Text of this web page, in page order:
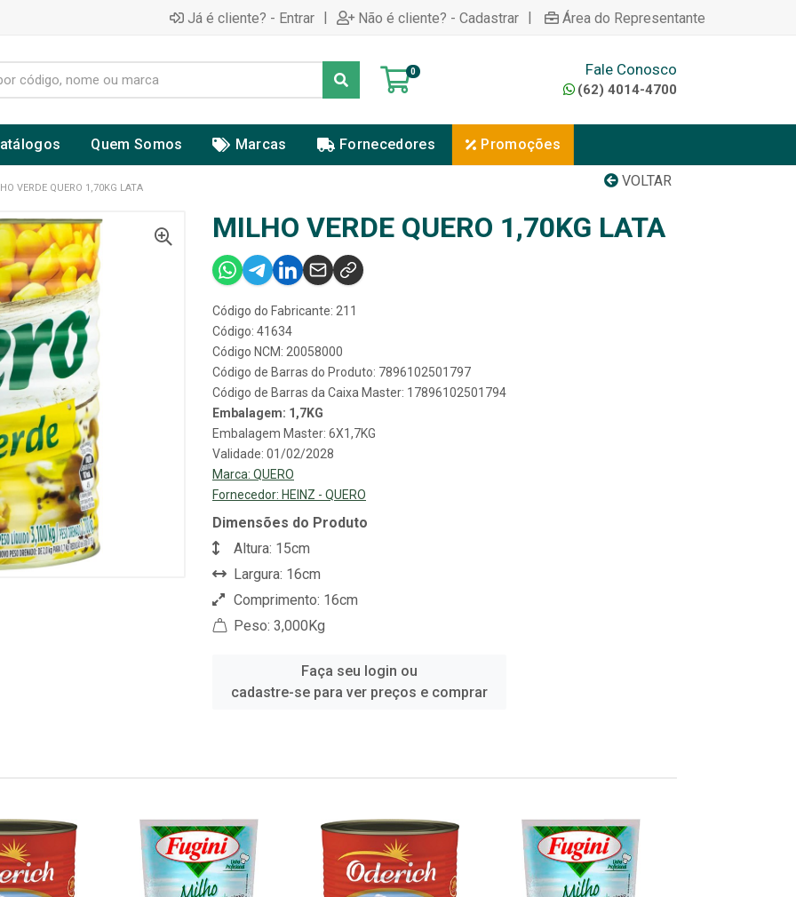
Já é cliente? - Entrar | Não é cliente? - Cadastrar | Área do Representante
0 Fale Conosco
(62) 4014-4700
Quem Somos Marcas Fornecedores Promoções
VOLTAR
VERDE QUERO 1,70KG LATA
MILHO VERDE QUERO 1,70KG LATA
Código do Fabricante: 211
Código: 41634
Código NCM: 20058000
Código de Barras do Produto: 7896102501797
Código de Barras da Caixa Master: 17896102501794
Embalagem: 1,7KG
Embalagem Master: 6X1,7KG
Validade: 01/02/2028
Marca: QUERO
Fornecedor: HEINZ - QUERO
Dimensões do Produto
Altura: 15cm
Largura: 16cm
Comprimento: 16cm
Peso: 3,000Kg
Faça seu login ou
cadastre-se para ver preços e comprar